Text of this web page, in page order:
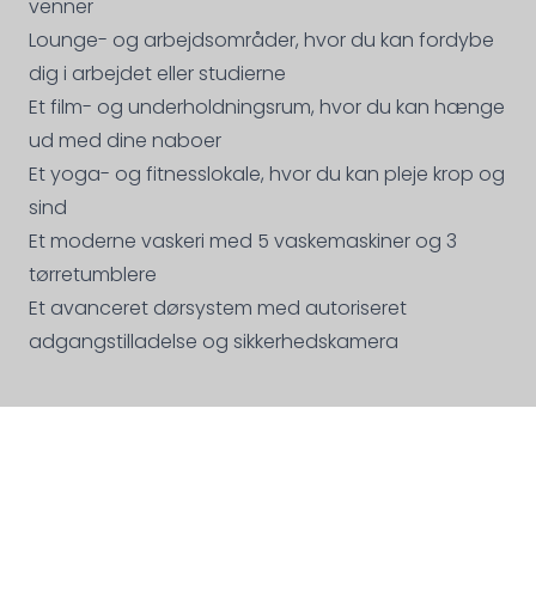
venner
Lounge- og arbejdsområder, hvor du kan fordybe
dig i arbejdet eller studierne
Et film- og underholdningsrum, hvor du kan hænge
ud med dine naboer
Et yoga- og fitnesslokale, hvor du kan pleje krop og
sind
Et moderne vaskeri med 5 vaskemaskiner og 3
tørretumblere
Et avanceret dørsystem med autoriseret
adgangstilladelse og sikkerhedskamera